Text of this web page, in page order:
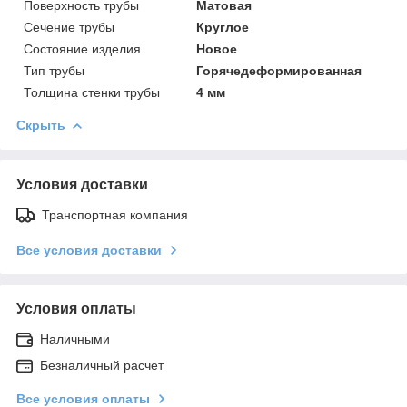
Поверхность трубы
Матовая
Сечение трубы
Круглое
Состояние изделия
Новое
Тип трубы
Горячедеформированная
Толщина стенки трубы
4 мм
Скрыть
Условия доставки
Транспортная компания
Все условия доставки
Условия оплаты
Наличными
Безналичный расчет
Все условия оплаты